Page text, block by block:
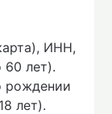
ИНН,
лет).
рождении
лет).